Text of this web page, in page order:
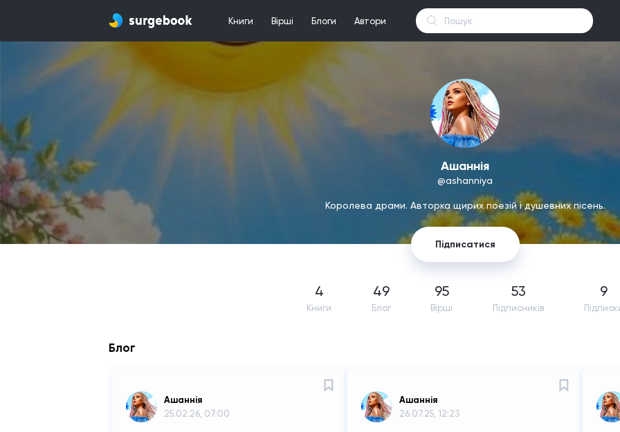
Книги Вірші Блоги Автори
Ашаннiя
@ashanniya
Королева драми. Авторка щирих поезій і душевних пісень.
Підписатися
4
Книги
49
Блог
95
Вірші
53
Підпиcників
9
Блог
Ашаннiя
25.02.26, 07:00
Ашаннiя
26.07.25, 12:23